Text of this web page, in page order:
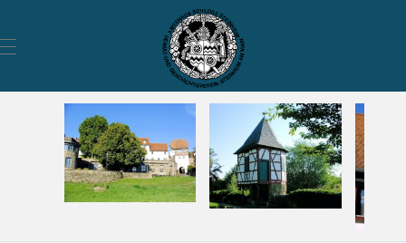
Mobile Menu Toggle